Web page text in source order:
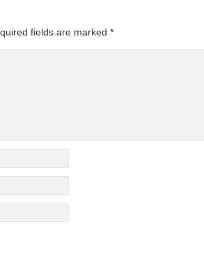
fields are marked *